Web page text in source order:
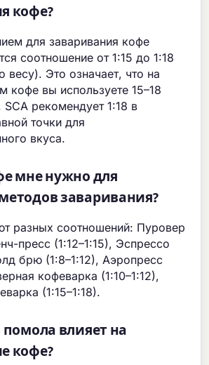
кофе?
для заваривания кофе
соотношение от 1:15 до 1:18
весу). Это означает, что на
кофе вы используете 15–18
рекомендует 1:18 в
точки для
вкуса.
мне нужно для
заваривания?
разных соотношений: Пуровер
пресс (1:12–1:15), Эспрессо
брю (1:8–1:12), Аэропресс
кофеварка (1:10–1:12),
(1:15–1:18).
помола влияет на
кофе?